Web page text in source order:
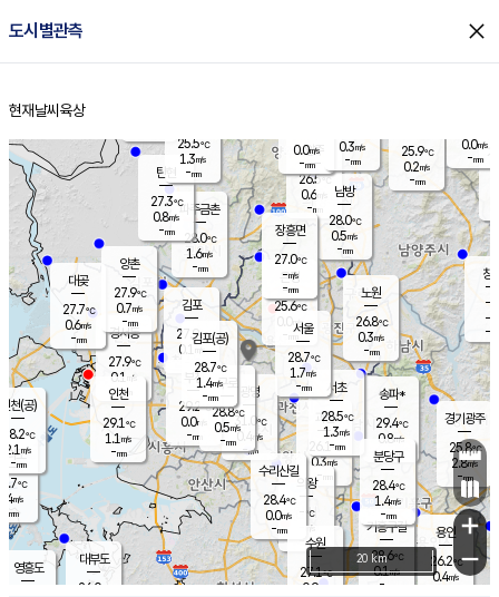
도시별관측 close
홈
현재날씨 육상
의도
℃
m/s
mm
영흥도
양주
26.5℃
0.6
-mm
과천
26.1℃
0.3m/s
- mm
용인
26.2℃
0.4m/s
경기광주
25.8℃
2.8m/s
-mm
대부도
26.0
경서동
27.9℃
0.1 m/s
-mm
파주금촌
28.0℃
1.6m/s
-mm
25.9℃
0.2m/s
-mm
대곶
27.7℃
0.6m/s
-mm
창
-
-m/
-
탄현
27.3℃
0.8m/s
-mm
0.0m/s
-mm
의왕
- ℃
m/s
mm
김포
27.9℃
0.1 m/s
mm
광명
31.0
℃
0.4 m/s
-mm
부천
29.2℃
0.0m/s
-mm
양촌
27.9℃
0.7m/s
-mm
구로
28.8℃
0.5m/s
-mm
은평
25.6℃
0.0 m/s
- mm
노원
26.8℃
0.3m/s
-mm
송파*
29.4℃
0.8m/s
-mm
서초
28.5℃
1.3m/s
-mm
남방
28.0℃
0.5m/s
-mm
기흥구갈
28.6℃
0.1m/s
-
수리산길
28.4℃
0.0m/s
-mm
분당구
28.4℃
1.4m/s
-mm
장흥면
27.0℃
-m/s
-mm
0.0m/s
-mm
인천(공)
28.2℃
2.1 m/s
-mm
김포(공)
28.7℃
1.4m/s
-mm
수원
27.1℃
0.9m/s
인천
29.1℃
1.1 m/s
-mm
서울
28.7℃
1.7m/s
-mm
25.5℃
1.3m/s
-mm
0.3m/s
-mm
+
−
20 km